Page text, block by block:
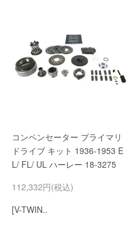
コンペンセーター プライマリ
ドライブ キット 1936-1953 E
L/ FL/ UL ハーレー 18-3275
112,332円(税込)
[V-TWIN..